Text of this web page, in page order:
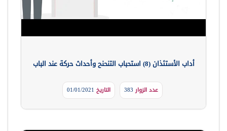
أداب الأستئذان (8) استحباب التنحنح وأحداث حركة عند الباب
عدد الزوار التاريخ